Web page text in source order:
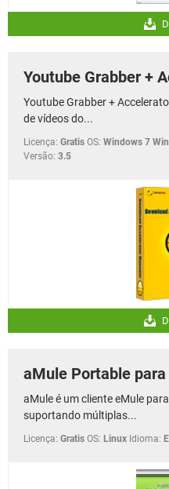
Youtube Grabber +
Youtube Grabber +
de vídeos do...
Licença: Gratis OS: Windows 7
Versão: 3.5
aMule Portable
aMule é um cliente eMule
suportando múltiplas...
Licença: Gratis OS: Linux Idioma: